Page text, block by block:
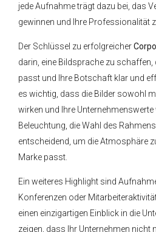
jede Aufnahme trägt dazu bei, das
gewinnen und Ihre Professionalität
Der Schlüssel zu erfolgreicher
darin, eine Bildsprache zu schaffen,
passt und Ihre Botschaft klar und
es wichtig, dass die Bilder sowohl
wirken und Ihre
Beleuchtung, die Wahl des
entscheidend, um die Atmosphäre
Marke passt.
Ein weiteres Highlight sind
Konferenzen oder
einen einzigartigen Einblick in die
zeigen, dass Ihr Unternehmen nicht